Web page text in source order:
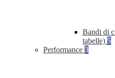
Bandi di
tabelle) 5
Performance 3